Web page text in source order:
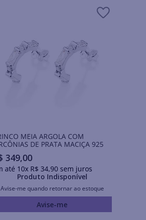
MEIA ARGOLA COM
DE PRATA MACIÇA 925
349,00
até 10x R$ 34,90sem juros
Produto Indisponível
Avise-me quando retornar ao estoque
Avise-me